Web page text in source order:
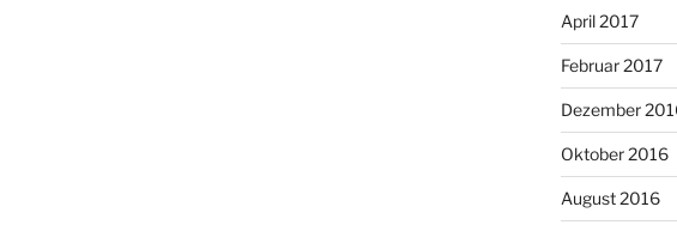
April 2017
Februar 2017
Dezember
Oktober 2016
August 2016